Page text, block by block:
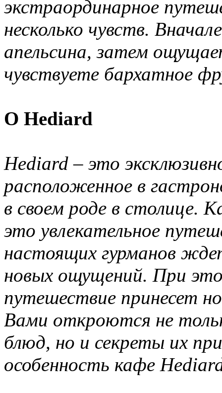
экстраординарное
несколько чувств.
апельсина, затем
чувствуете бархатное
О Hediard
Hediard – это
расположенное в
в своем роде в столице.
это увлекательное
настоящих гурманов
новых ощущений. При
путешествие принесет
Вами откроются не
блюд, но и секреты их
особенность кафе